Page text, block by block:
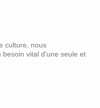
culture, nous
vital d'une seule et